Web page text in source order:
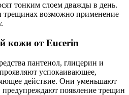
тонким слоем дважды в день.
возможно применение
кожи от Eucerin
пантенол, глицерин и
успокаивающее,
действие. Они уменьшают
появление трещин